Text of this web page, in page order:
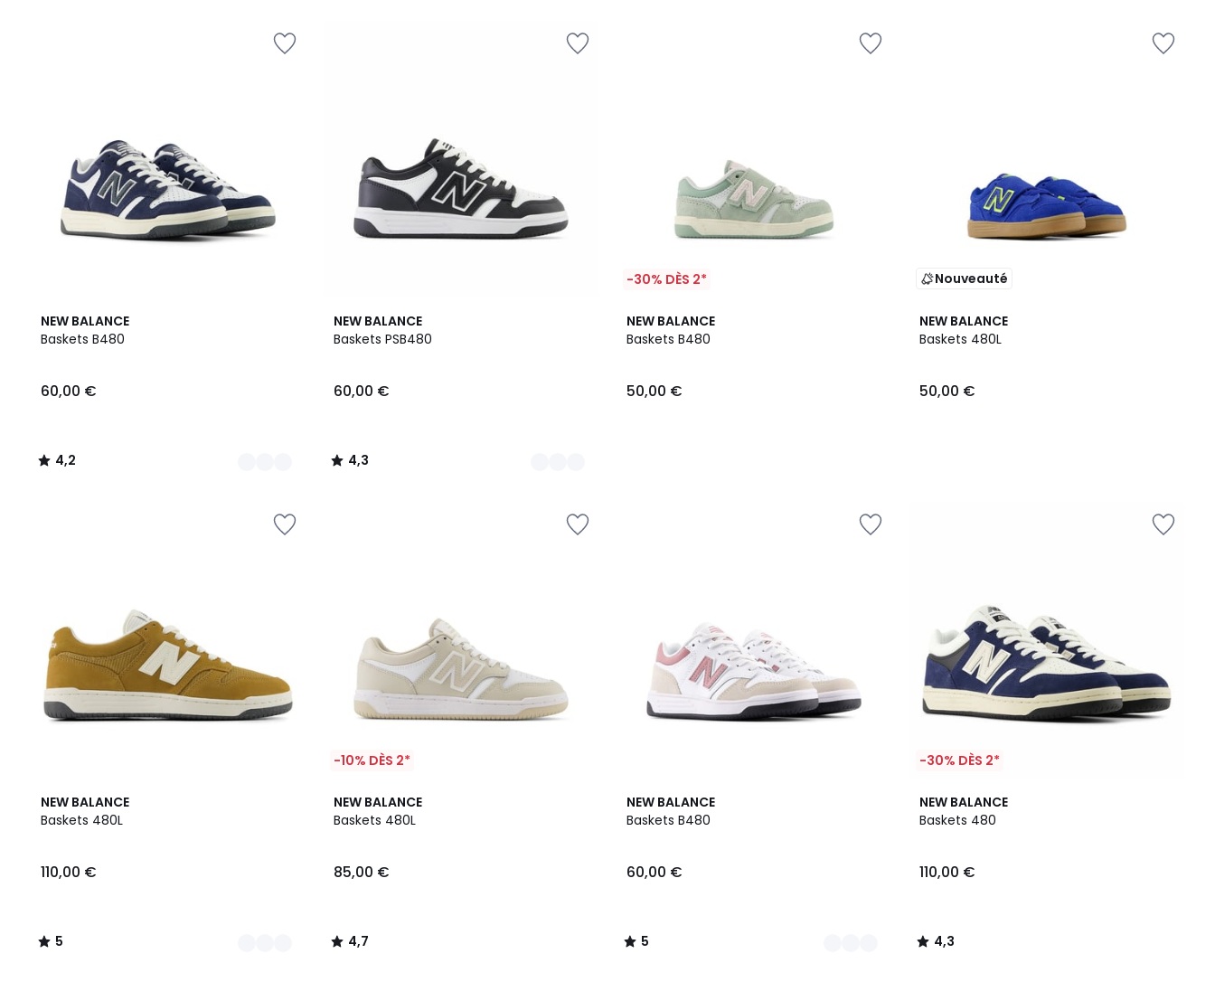
NEW BALANCE
Baskets B480
60,00 €
4,2
/ 5
2
Couleurs
4,2
/
NEW BALANCE
Baskets PSB480
60,00 €
4,3
/ 5
2
Couleurs
4,3
/
-30% DÈS 2*
NEW BALANCE
Baskets B480
50,00 €
Nouveauté
NEW BALANCE
Baskets 480L
50,00 €
NEW BALANCE
Baskets 480L
110,00 €
5
/
2
Couleurs
5
/
-10% DÈS 2*
NEW BALANCE
Baskets 480L
85,00 €
4,7
/ 5
4,7
/
NEW BALANCE
Baskets B480
60,00 €
5
/
2
Couleurs
5
/
-30% DÈS 2*
NEW BALANCE
Baskets 480
110,00 €
4,3
/ 5
4,3
/